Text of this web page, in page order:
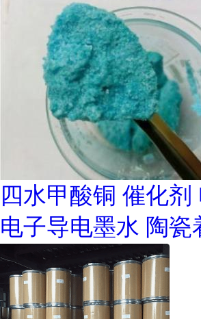
四水甲酸铜 催化剂
电子导电墨水 陶瓷